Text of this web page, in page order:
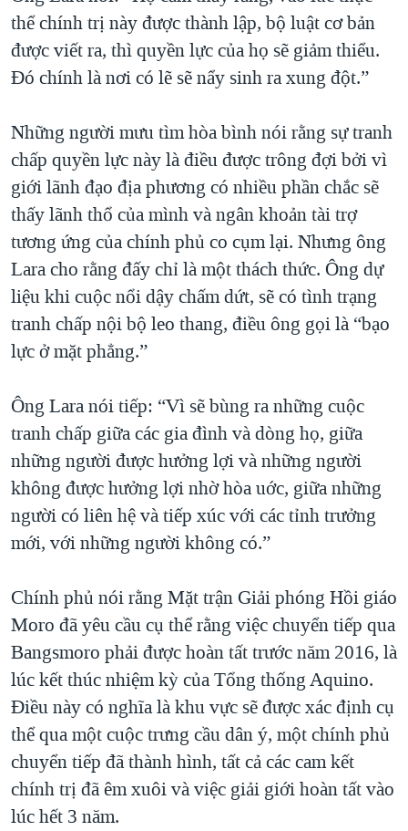
thể chính trị này được thành lập, bộ luật cơ bản
được viết ra, thì quyền lực của họ sẽ giảm thiểu.
Ðó chính là nơi có lẽ sẽ nẩy sinh ra xung đột.”
Những người mưu tìm hòa bình nói rằng sự tranh
chấp quyền lực này là điều được trông đợi bởi vì
giới lãnh đạo địa phương có nhiều phần chắc sẽ
thấy lãnh thổ của mình và ngân khoản tài trợ
tương ứng của chính phủ co cụm lại. Nhưng ông
Lara cho rằng đấy chỉ là một thách thức. Ông dự
liệu khi cuộc nổi dậy chấm dứt, sẽ có tình trạng
tranh chấp nội bộ leo thang, điều ông gọi là “bạo
lực ở mặt phẳng.”
Ông Lara nói tiếp: “Vì sẽ bùng ra những cuộc
tranh chấp giữa các gia đình và dòng họ, giữa
những người được hưởng lợi và những người
không được hưởng lợi nhờ hòa uớc, giữa những
người có liên hệ và tiếp xúc với các tỉnh trưởng
mới, với những người không có.”
Chính phủ nói rằng Mặt trận Giải phóng Hồi giáo
Moro đã yêu cầu cụ thể rằng việc chuyển tiếp qua
Bangsmoro phải được hoàn tất trước năm 2016, là
lúc kết thúc nhiệm kỳ của Tổng thống Aquino.
Ðiều này có nghĩa là khu vực sẽ được xác định cụ
thể qua một cuộc trưng cầu dân ý, một chính phủ
chuyển tiếp đã thành hình, tất cả các cam kết
chính trị đã êm xuôi và việc giải giới hoàn tất vào
lúc hết 3 năm.